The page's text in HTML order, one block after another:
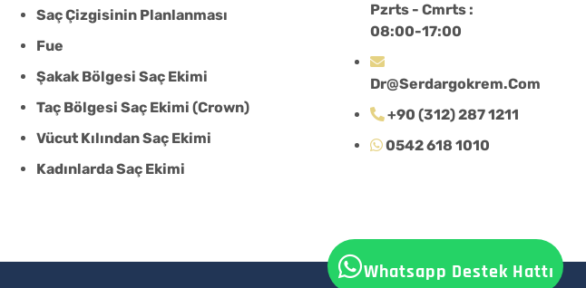
Saç Çizgisinin Planlanması
Fue
Şakak Bölgesi Saç Ekimi
Taç Bölgesi Saç Ekimi (Crown)
Vücut Kılından Saç Ekimi
Kadınlarda Saç Ekimi
Pzrts - Cmrts :
08:00-17:00
Dr@serdargokrem.com
+90 (312) 287 1211
0542 618 1010
Whatsapp Destek Hattı